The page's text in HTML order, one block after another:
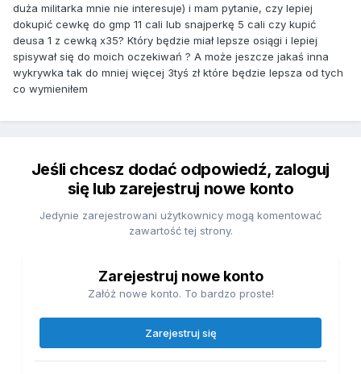
duża militarka mnie nie interesuje) i mam pytanie, czy lepiej
dokupić cewkę do gmp 11 cali lub snajperkę 5 cali czy kupić
deusa 1 z cewką x35? Który będzie miał lepsze osiągi i lepiej
spisywał się do moich oczekiwań ? A może jeszcze jakaś inna
wykrywka tak do mniej więcej 3tyś zł które będzie lepsza od tych
co wymieniłem
Jeśli chcesz dodać odpowiedź, zaloguj
się lub zarejestruj nowe konto
Jedynie zarejestrowani użytkownicy mogą komentować
zawartość tej strony.
Zarejestruj nowe konto
Załóż nowe konto. To bardzo proste!
Zarejestruj się